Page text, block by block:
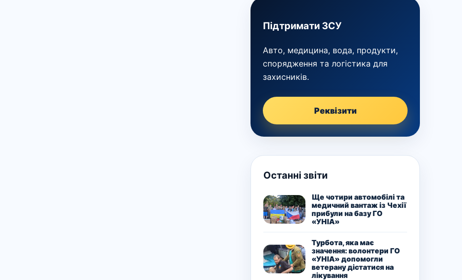
Підтримати ЗСУ
Авто, медицина, вода, продукти,
спорядження та логістика для
захисників.
Реквізити
Останні звіти
Ще чотири автомобілі та
медичний вантаж із Чехії
прибули на базу ГО
«УНІА»
Турбота, яка має
значення: волонтери ГО
«УНІА» допомогли
ветерану дістатися на
лікування